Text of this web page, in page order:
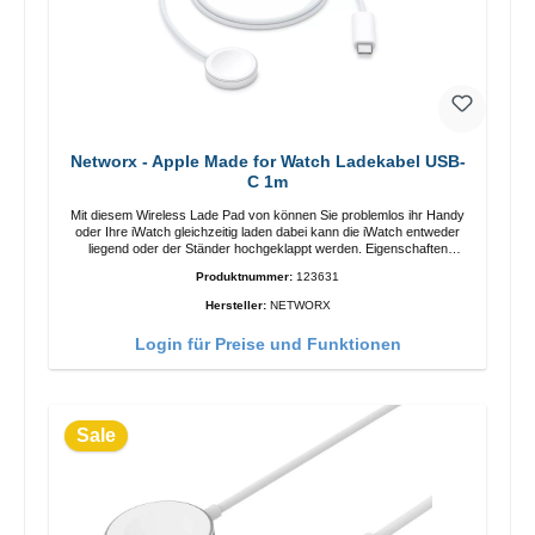
Networx - Apple Made for Watch Ladekabel USB-
C 1m
Mit diesem Wireless Lade Pad von können Sie problemlos ihr Handy
oder Ihre iWatch gleichzeitig laden dabei kann die iWatch entweder
liegend oder der Ständer hochgeklappt werden. Eigenschaften
Produktnummer: 123631
Hersteller: NETWORX
Login für Preise und Funktionen
Sale